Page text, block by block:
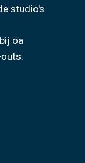
studio's
oa